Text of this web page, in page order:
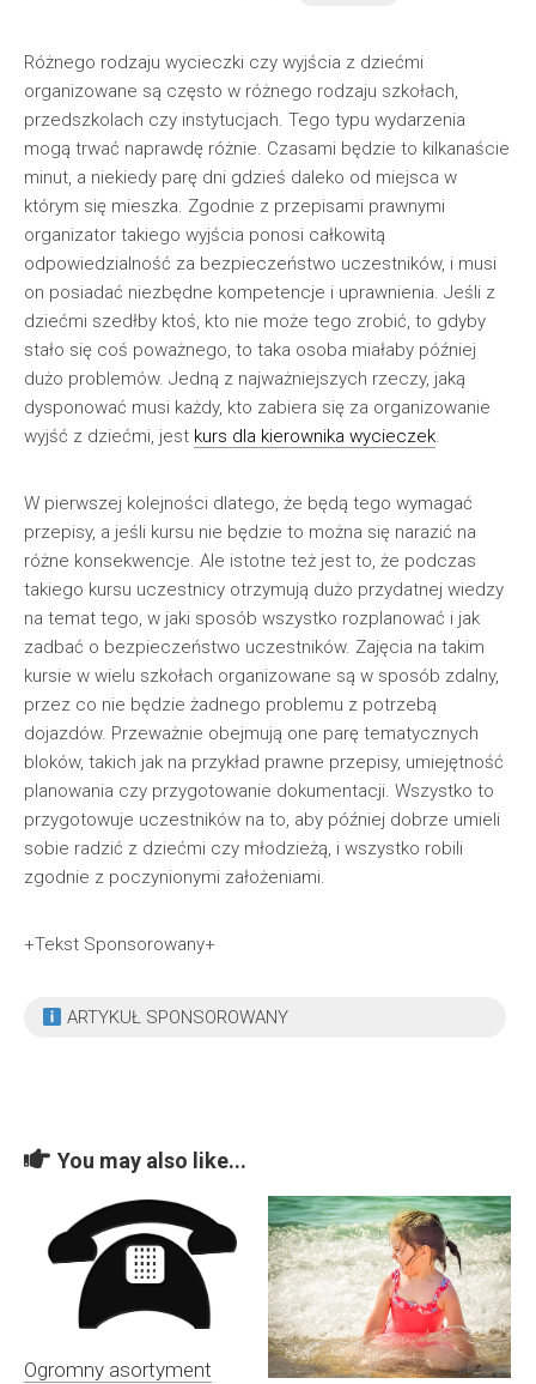
Różnego rodzaju wycieczki czy wyjścia z dziećmi
organizowane są często w różnego rodzaju szkołach,
przedszkolach czy instytucjach. Tego typu wydarzenia
mogą trwać naprawdę różnie. Czasami będzie to kilkanaście
minut, a niekiedy parę dni gdzieś daleko od miejsca w
którym się mieszka. Zgodnie z przepisami prawnymi
organizator takiego wyjścia ponosi całkowitą
odpowiedzialność za bezpieczeństwo uczestników, i musi
on posiadać niezbędne kompetencje i uprawnienia. Jeśli z
dziećmi szedłby ktoś, kto nie może tego zrobić, to gdyby
stało się coś poważnego, to taka osoba miałaby później
dużo problemów. Jedną z najważniejszych rzeczy, jaką
dysponować musi każdy, kto zabiera się za organizowanie
wyjść z dziećmi, jest kurs dla kierownika wycieczek.
W pierwszej kolejności dlatego, że będą tego wymagać
przepisy, a jeśli kursu nie będzie to można się narazić na
różne konsekwencje. Ale istotne też jest to, że podczas
takiego kursu uczestnicy otrzymują dużo przydatnej wiedzy
na temat tego, w jaki sposób wszystko rozplanować i jak
zadbać o bezpieczeństwo uczestników. Zajęcia na takim
kursie w wielu szkołach organizowane są w sposób zdalny,
przez co nie będzie żadnego problemu z potrzebą
dojazdów. Przeważnie obejmują one parę tematycznych
bloków, takich jak na przykład prawne przepisy, umiejętność
planowania czy przygotowanie dokumentacji. Wszystko to
przygotowuje uczestników na to, aby później dobrze umieli
sobie radzić z dziećmi czy młodzieżą, i wszystko robili
zgodnie z poczynionymi założeniami.
+Tekst Sponsorowany+
ARTYKUŁ SPONSOROWANY
You may also like...
Ogromny asortyment